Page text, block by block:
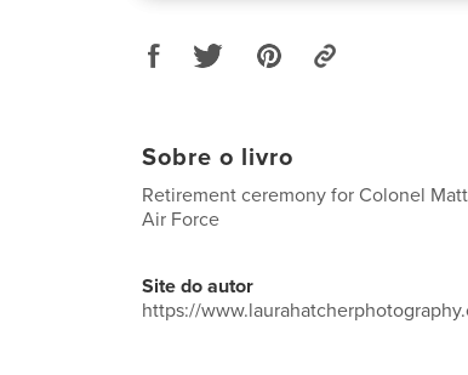
Sobre o livro
Retirement ceremony for Colonel
Air Force
Site do autor
https://